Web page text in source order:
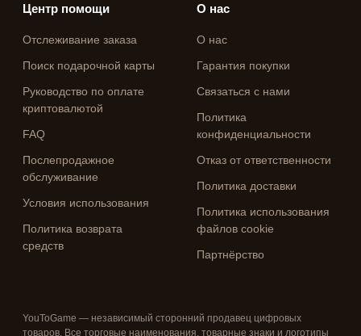
Центр помощи
Отслеживание заказа
Поиск подарочной карты
Руководство по оплате
криптовалютой
FAQ
Послепродажное
обслуживание
Условия использования
Политика возврата
средств
О нас
О нас
Гарантия покупки
Связаться с нами
Политика
конфиденциальности
Отказ от ответственности
Политика доставки
Политика использования
файлов cookie
Партнёрство
YouToGame — независимый сторонний продавец цифровых
товаров. Все торговые наименования, товарные знаки и логотипы